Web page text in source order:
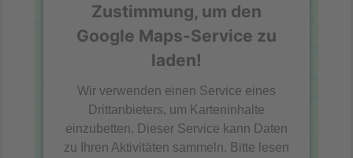
Zustimmung, um den
Google Maps-Service zu
laden!
Wir verwenden einen Service eines
Drittanbieters, um Karteninhalte
einzubetten. Dieser Service kann Daten
zu Ihren Aktivitäten sammeln. Bitte lesen